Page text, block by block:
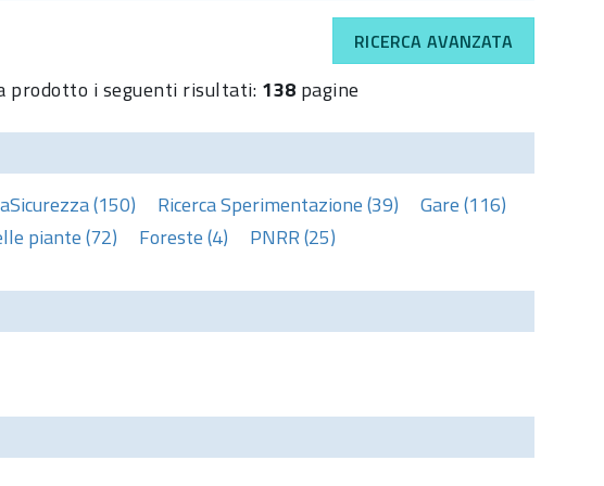
RICERCA AVANZATA
prodotto i seguenti risultati: 138 pagine
(150) Ricerca Sperimentazione (39)
Gare (116)
piante (72) Foreste (4) PNRR (25)